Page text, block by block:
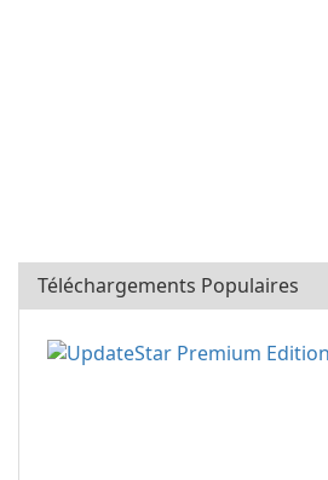
Téléchargements Populaires